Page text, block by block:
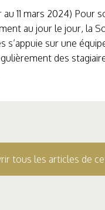
au 11 mars 2024) Pour
au jour le jour, la
s’appuie sur une
des
tous les articles de